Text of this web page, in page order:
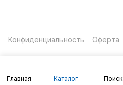
Главная Каталог Поиск
Конфиденциальность Оферта